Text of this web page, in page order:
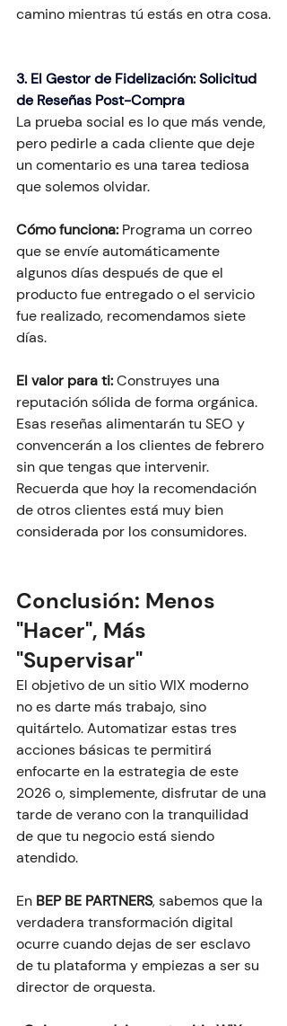
camino mientras tú estás en otra cosa.
3. El Gestor de Fidelización: Solicitud
de Reseñas Post-Compra
La prueba social es lo que más vende,
pero pedirle a cada cliente que deje
un comentario es una tarea tediosa
que solemos olvidar.
Cómo funciona: Programa un correo
que se envíe automáticamente
algunos días después de que el
producto fue entregado o el servicio
fue realizado, recomendamos siete
días.
El valor para ti: Construyes una
reputación sólida de forma orgánica.
Esas reseñas alimentarán tu SEO y
convencerán a los clientes de febrero
sin que tengas que intervenir.
Recuerda que hoy la recomendación
de otros clientes está muy bien
considerada por los consumidores.
Conclusión: Menos
"Hacer", Más
"Supervisar"
El objetivo de un sitio WIX moderno
no es darte más trabajo, sino
quitártelo. Automatizar estas tres
acciones básicas te permitirá
enfocarte en la estrategia de este
2026 o, simplemente, disfrutar de una
tarde de verano con la tranquilidad
de que tu negocio está siendo
atendido.
En BEP BE PARTNERS, sabemos que la
verdadera transformación digital
ocurre cuando dejas de ser esclavo
de tu plataforma y empiezas a ser su
director de orquesta.